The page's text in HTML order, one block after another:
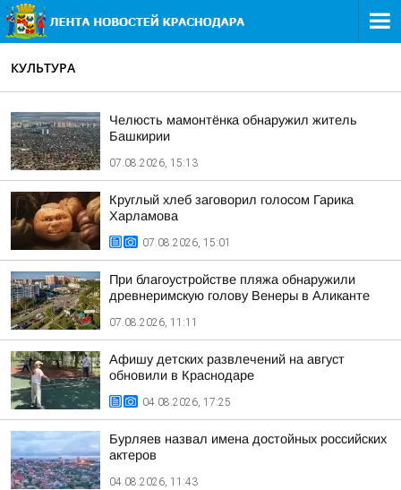
КУЛЬТУРА
Челюсть мамонтёнка обнаружил житель
Башкирии
07.08.2026, 15:13
Круглый хлеб заговорил голосом Гарика
Харламова
07.08.2026, 15:01
При благоустройстве пляжа обнаружили
древнеримскую голову Венеры в Аликанте
07.08.2026, 11:11
Афишу детских развлечений на август
обновили в Краснодаре
04.08.2026, 17:25
Бурляев назвал имена достойных российских
актеров
04.08.2026, 11:43